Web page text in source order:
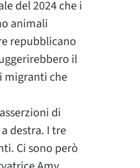
del 2024 che i
animali
repubblicano
il
migranti che
di
destra. I tre
Ci sono però